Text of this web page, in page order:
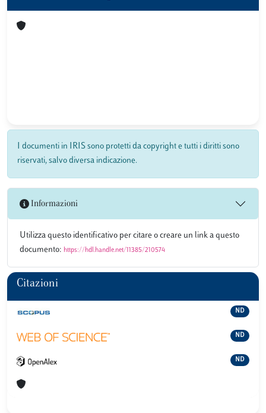
I documenti in IRIS sono protetti da copyright e tutti i diritti sono
riservati, salvo diversa indicazione.
Informazioni
Utilizza questo identificativo per citare o creare un link a questo
documento: https://hdl.handle.net/11385/210574
Citazioni
ND
ND
ND